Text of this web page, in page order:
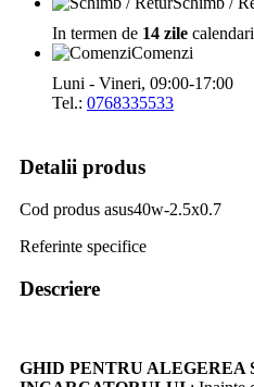
In termen de 14 zile
Comenzi
Luni - Vineri, 09:00-17:00
Tel.: 0768335533
Detalii produs
Cod produs asus40w-2.5x0.7
Referinte specifice
Descriere
GHID PENTRU ALEGEREA